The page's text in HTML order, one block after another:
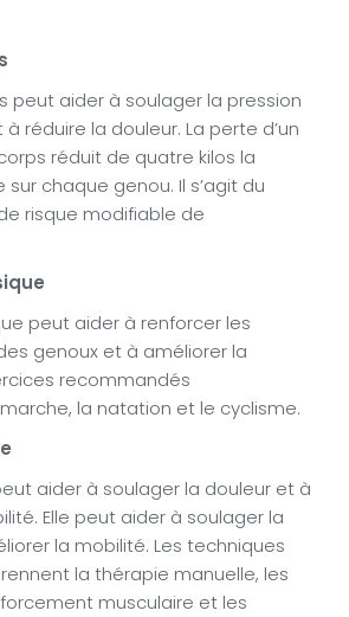
peut aider à soulager la pression
réduire la douleur. La perte d’un
réduit de quatre kilos la
chaque genou. Il s’agit du
risque modifiable de
peut aider à renforcer les
genoux et à améliorer la
recommandés
la natation et le cyclisme.
aider à soulager la douleur et à
Elle peut aider à soulager la
la mobilité. Les techniques
la thérapie manuelle, les
musculaire et les